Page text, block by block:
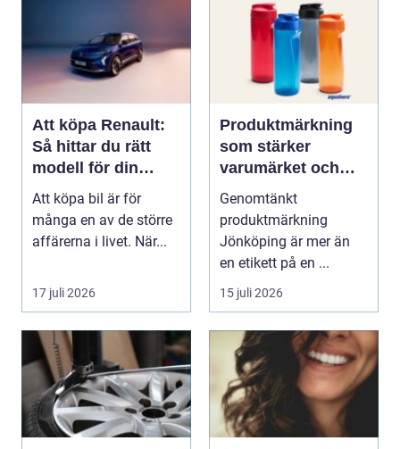
Att köpa Renault:
Så hittar du rätt
modell för din
vardag
Att köpa bil är för
många en av de större
affärerna i livet. När...
17 juli 2026
Produktmärkning
som stärker
varumärket och
förenklar vardagen
Genomtänkt
produktmärkning
Jönköping är mer än
en etikett på en ...
15 juli 2026